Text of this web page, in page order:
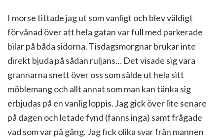
I morse tittade jag ut som vanligt och blev väldigt
förvånad över att hela gatan var full med parkerade
bilar på båda sidorna. Tisdagsmorgnar brukar inte
direkt bjuda på sådan ruljans… Det visade sig vara
grannarna snett över oss som sålde ut hela sitt
möblemang och allt annat som man kan tänka sig
erbjudas på en vanlig loppis. Jag gick över lite senare
på dagen och letade fynd (fanns inga) samt frågade
vad som var på gång. Jag fick olika svar från mannen